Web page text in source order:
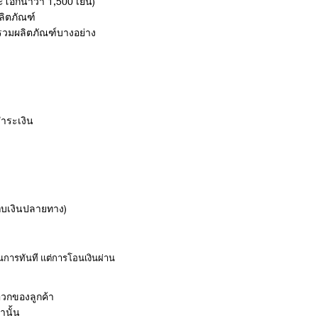
ลิตภัณฑ์
วมผลิตภัณฑ์บางอย่าง
ระเงิน
เงินปลายทาง)
กของลูกค้า
นั้น
การทันที แต่การโอนเงินผ่าน